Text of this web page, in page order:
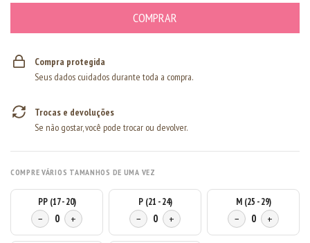
Compra protegida
Seus dados cuidados durante toda a compra.
Trocas e devoluções
Se não gostar, você pode trocar ou devolver.
COMPRE VÁRIOS TAMANHOS DE UMA VEZ
PP (17 - 20)
− 0 +
P (21 - 24)
− 0 +
M (25 - 29)
− 0 +